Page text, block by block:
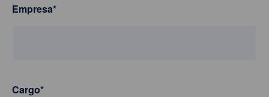
Empresa*
Cargo*